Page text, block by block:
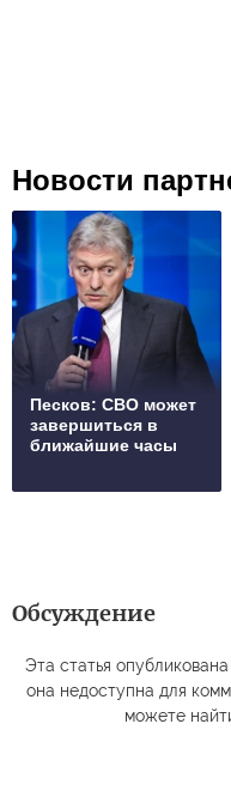
Новости
Песков: СВО может
завершиться в
ближайшие часы
Обсуждение
Эта статья
она недоступна для
можете